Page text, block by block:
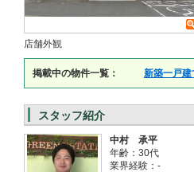
店舗外観
掲載中の物件一覧： 新築一戸建
スタッフ紹介
中村 承平
年齢：30代
業界経験：-